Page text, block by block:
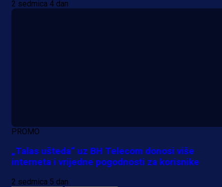
2 sedmica 4 dan
PROMO
„Talas ušteda“ uz BH Telecom donosi više
interneta i vrijedne pogodnosti za korisnike
2 sedmica 5 dan